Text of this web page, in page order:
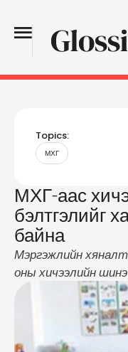
Topics:
МХГ
МХГ-аас
бэлтгэлийг
байна
Мэргэжлийн
оны хичээлийн
хүрээнд улсын
цэцэрлэг, ерөнхий
сургууль, коллеж,
сургалтын 485